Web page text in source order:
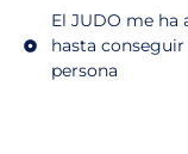
El JUDO me ha
hasta
persona